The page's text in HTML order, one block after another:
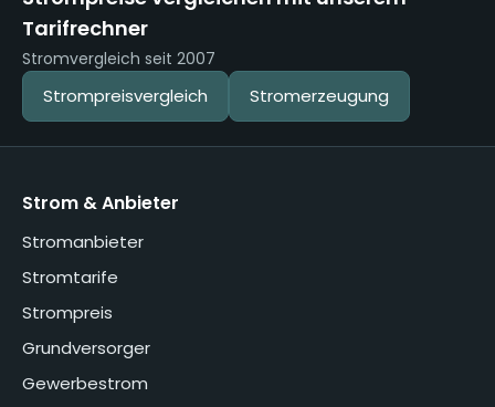
Tarifrechner
Stromvergleich seit 2007
Strompreisvergleich Stromerzeugung
Strom & Anbieter
Stromanbieter
Stromtarife
Strompreis
Grundversorger
Gewerbestrom